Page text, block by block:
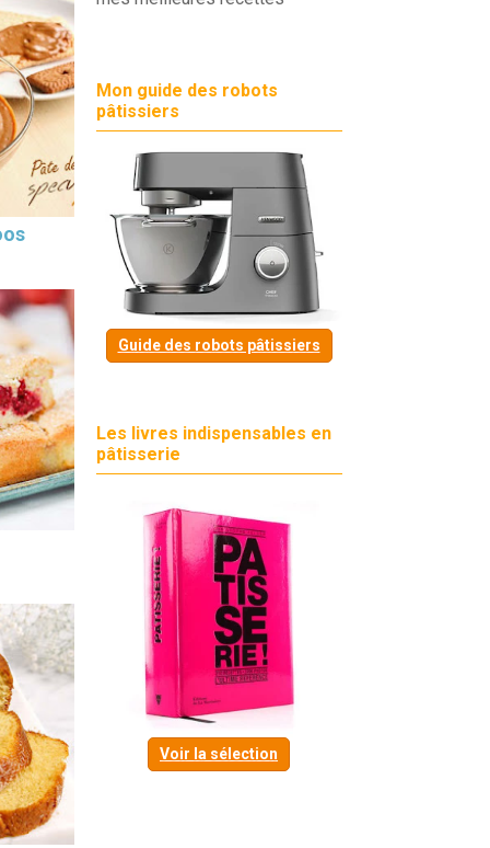
Mon guide des robots
pâtissiers
Guide des robots pâtissiers
Les livres indispensables en
pâtisserie
Voir la sélection